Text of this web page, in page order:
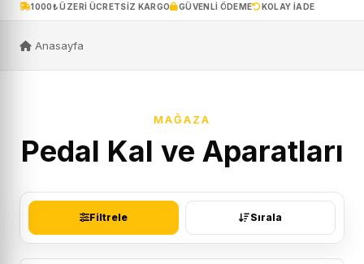
1000₺ ÜZERI ÜCRETSIZ KARGO GÜVENLI ÖDEME KOLAY IADE
Anasayfa
MAĞAZA
Pedal Kal ve Aparatları
Filtrele Sırala